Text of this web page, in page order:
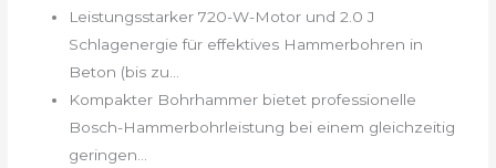
Leistungsstarker 720-W-Motor und 2.0 J
Schlagenergie für effektives Hammerbohren in
Beton (bis zu...
Kompakter Bohrhammer bietet professionelle
Bosch-Hammerbohrleistung bei einem gleichzeitig
geringen...